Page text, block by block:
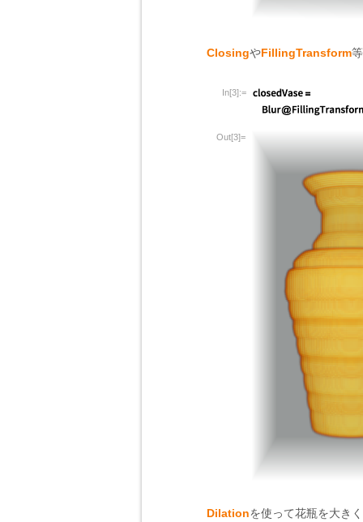
ClosingやFillingTransform
In[3]:=
Out[3]=
Dilationを使って花瓶を大き